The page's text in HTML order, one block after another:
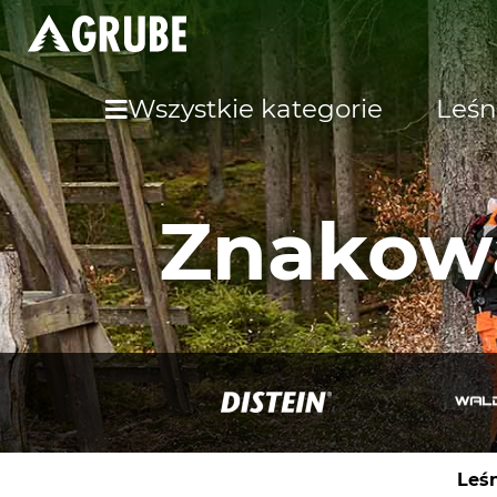
Wszystkie kategorie